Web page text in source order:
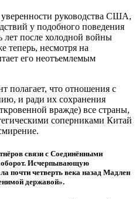
руководства США,
у подобного поведения
лет после холодной войны
теперь, несмотря на
его неотъемлемым
полагает, что отношения с
и ради их сохранения
вражде) все страны,
соперниками Китай
связи с Соединёнными
Исчерпывающую
почти четверть века назад Мадлен
державой».